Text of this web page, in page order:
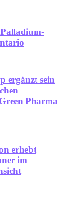
ergänzt sein
Pharma
erhebt
im